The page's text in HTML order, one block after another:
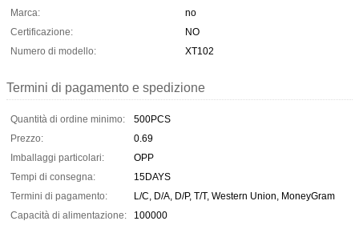
Marca:
no
Certificazione:
NO
Numero di modello:
XT102
Termini di pagamento e spedizione
Quantità di ordine minimo:
500PCS
Prezzo:
0.69
Imballaggi particolari:
OPP
Tempi di consegna:
15DAYS
Termini di pagamento:
L/C, D/A, D/P, T/T, Western Union, MoneyGram
Capacità di alimentazione:
100000